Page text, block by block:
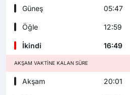
Güneş 05:47
Öğle 12:59
İkindi 16:49
AKŞAM VAKTINE KALAN SÜRE
Akşam 20:01